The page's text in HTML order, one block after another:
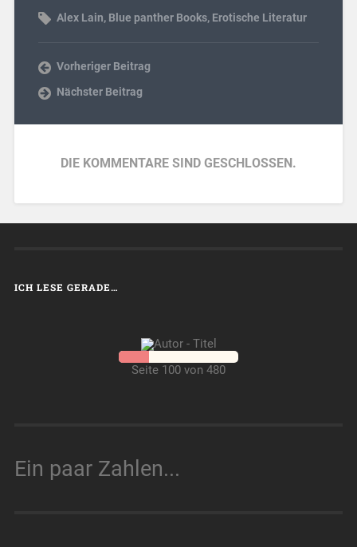
Alex Lain, Blue panther Books, Erotische Literatur
Vorheriger Beitrag
Nächster Beitrag
DIE KOMMENTARE SIND GESCHLOSSEN.
ICH LESE GERADE…
Seite 100 von 480
Ein paar Zahlen...